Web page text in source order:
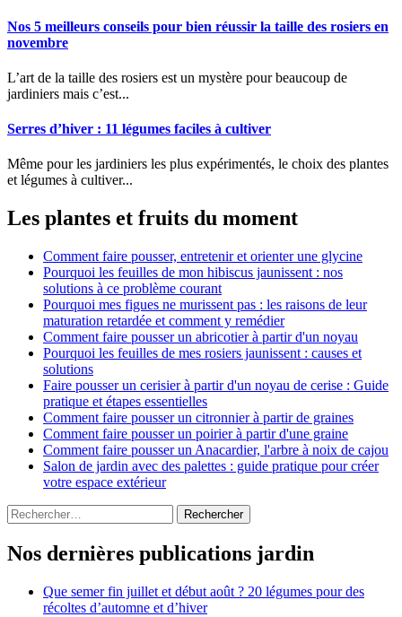
Nos 5 meilleurs conseils pour bien réussir la taille des rosiers en
novembre
L’art de la taille des rosiers est un mystère pour beaucoup de
jardiniers mais c’est...
Serres d’hiver : 11 légumes faciles à cultiver
Même pour les jardiniers les plus expérimentés, le choix des plantes
et légumes à cultiver...
Les plantes et fruits du moment
Comment faire pousser, entretenir et orienter une glycine
Pourquoi les feuilles de mon hibiscus jaunissent : nos
solutions à ce problème courant
Pourquoi mes figues ne murissent pas : les raisons de leur
maturation retardée et comment y remédier
Comment faire pousser un abricotier à partir d'un noyau
Pourquoi les feuilles de mes rosiers jaunissent : causes et
solutions
Faire pousser un cerisier à partir d'un noyau de cerise : Guide
pratique et étapes essentielles
Comment faire pousser un citronnier à partir de graines
Comment faire pousser un poirier à partir d'une graine
Comment faire pousser un Anacardier, l'arbre à noix de cajou
Salon de jardin avec des palettes : guide pratique pour créer
votre espace extérieur
Rechercher :
Nos dernières publications jardin
Que semer fin juillet et début août ? 20 légumes pour des
récoltes d’automne et d’hiver